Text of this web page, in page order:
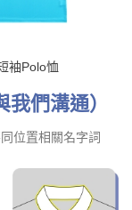
袖Polo恤
們溝通）
位置相關名字詞